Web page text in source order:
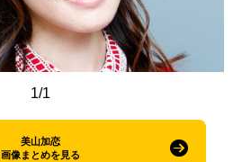
夏アニメ
冬アニメ
FOLLOW US
1/1
美山加恋
画像まとめを見る